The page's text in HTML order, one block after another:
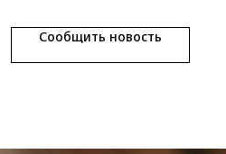
Сообщить новость